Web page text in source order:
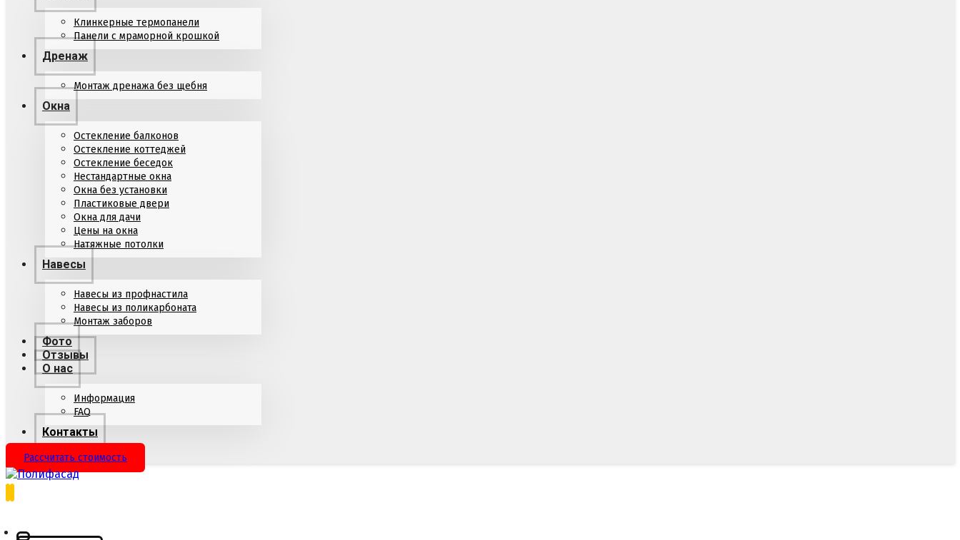
Клинкерные термопанели
Панели с мраморной крошкой
Дренаж
Монтаж дренажа без щебня
Окна
Остекление балконов
Остекление коттеджей
Остекление беседок
Нестандартные окна
Окна без установки
Пластиковые двери
Окна для дачи
Цены на окна
Натяжные потолки
Навесы
Навесы из профнастила
Навесы из поликарбоната
Монтаж заборов
Фото
Отзывы
О нас
Информация
FAQ
Контакты
Рассчитать стоимость